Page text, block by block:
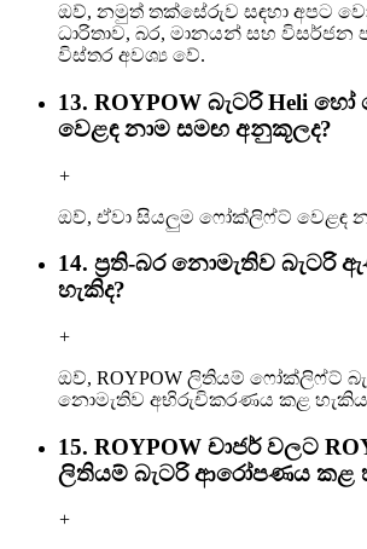
ඔව්, නමුත් තක්සේරුව සඳහා අපට
ධාරිතාව, බර, මානයන් සහ විසර්ජන
විස්තර අවශ්‍ය වේ.
13. ROYPOW බැටරි Heli
වෙළඳ නාම සමඟ අනුකූලද?
+
ඔව්, ඒවා සියලුම ෆෝක්ලිෆ්ට් වෙළඳ
14. ප්‍රති-බර නොමැතිව බැටරි
හැකිද?
+
ඔව්, ROYPOW ලිතියම් ෆෝක්ලිෆ්ට්
නොමැතිව අභිරුචිකරණය කළ
15. ROYPOW චාජර් වලට
ලිතියම් බැටරි ආරෝපණය කළ
+